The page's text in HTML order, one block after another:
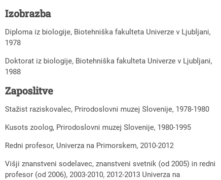
Izobrazba
Diploma iz biologije, Biotehniška fakulteta Univerze v Ljubljani,
1978
Doktorat iz biologije, Biotehniška fakulteta Univerze v Ljubljani,
1988
Zaposlitve
Stažist raziskovalec, Prirodoslovni muzej Slovenije, 1978-1980
Kusots zoolog, Prirodoslovni muzej Slovenije, 1980-1995
Redni profesor, Univerza na Primorskem, 2010-2012
Višji znanstveni sodelavec, znanstveni svetnik (od 2005) in redni
profesor (od 2006), 2003-2010, 2012-2013 Univerza na